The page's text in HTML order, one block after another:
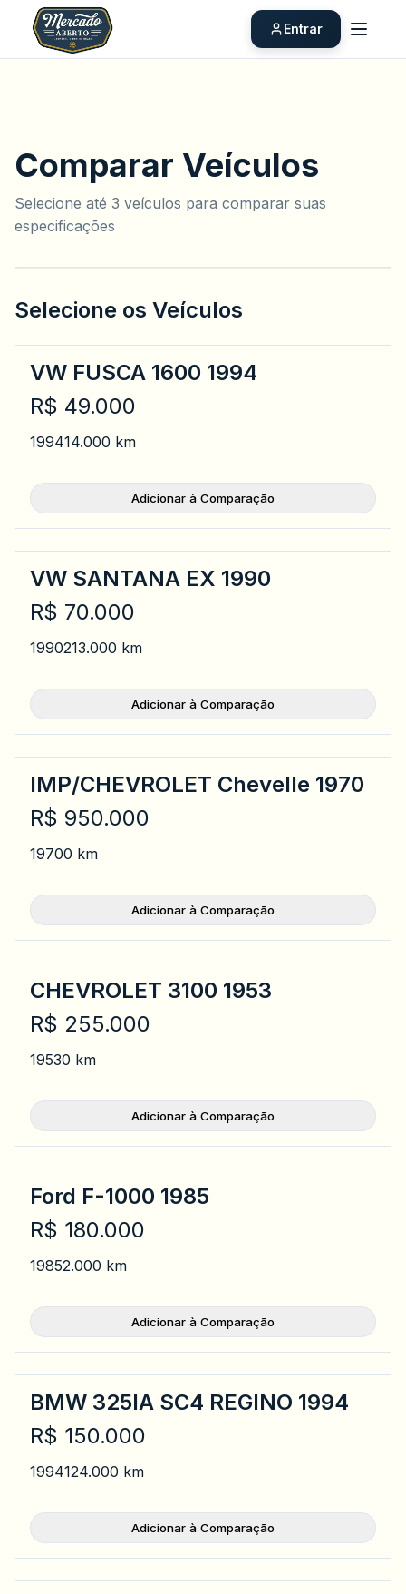
Entrar
Comparar Veículos
Selecione até 3 veículos para comparar suas
especificações
Selecione os Veículos
VW FUSCA 1600 1994
R$ 49.000
199414.000 km
Adicionar à Comparação
VW SANTANA EX 1990
R$ 70.000
1990213.000 km
Adicionar à Comparação
IMP/CHEVROLET Chevelle 1970
R$ 950.000
19700 km
Adicionar à Comparação
CHEVROLET 3100 1953
R$ 255.000
19530 km
Adicionar à Comparação
Ford F-1000 1985
R$ 180.000
19852.000 km
Adicionar à Comparação
BMW 325IA SC4 REGINO 1994
R$ 150.000
1994124.000 km
Adicionar à Comparação